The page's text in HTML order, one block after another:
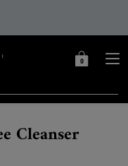
MIN
0
0 PRODUKT
Cleanser